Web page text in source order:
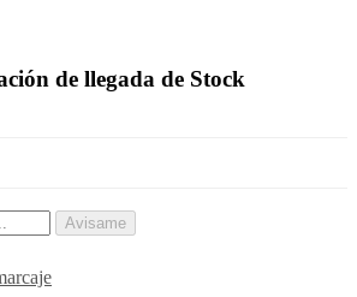
de llegada de Stock
Avisame